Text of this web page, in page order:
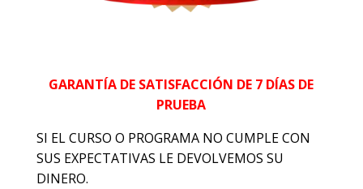
GARANTÍA DE SATISFACCIÓN DE 7 DÍAS DE
PRUEBA
SI EL CURSO O PROGRAMA NO CUMPLE CON
SUS EXPECTATIVAS LE DEVOLVEMOS SU
DINERO.